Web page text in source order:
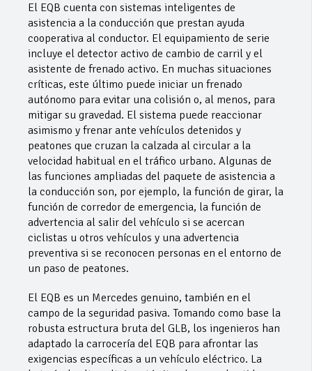
El EQB cuenta con sistemas inteligentes de
asistencia a la conducción que prestan ayuda
cooperativa al conductor. El equipamiento de serie
incluye el detector activo de cambio de carril y el
asistente de frenado activo. En muchas situaciones
críticas, este último puede iniciar un frenado
autónomo para evitar una colisión o, al menos, para
mitigar su gravedad. El sistema puede reaccionar
asimismo y frenar ante vehículos detenidos y
peatones que cruzan la calzada al circular a la
velocidad habitual en el tráfico urbano. Algunas de
las funciones ampliadas del paquete de asistencia a
la conducción son, por ejemplo, la función de girar, la
función de corredor de emergencia, la función de
advertencia al salir del vehículo si se acercan
ciclistas u otros vehículos y una advertencia
preventiva si se reconocen personas en el entorno de
un paso de peatones.
El EQB es un Mercedes genuino, también en el
campo de la seguridad pasiva. Tomando como base la
robusta estructura bruta del GLB, los ingenieros han
adaptado la carrocería del EQB para afrontar las
exigencias específicas a un vehículo eléctrico. La